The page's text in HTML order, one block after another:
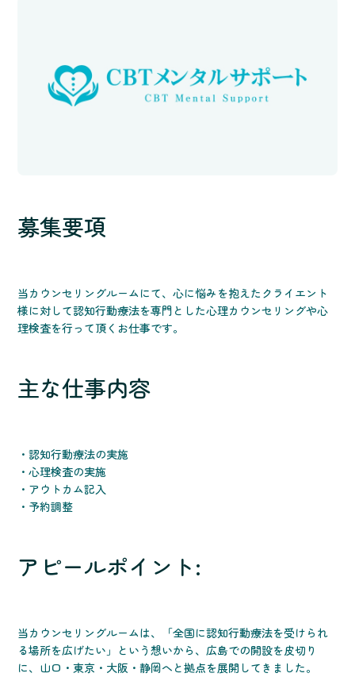
募集要項
当カウンセリングルームにて、心に悩みを抱えたクライエント
様に対して認知行動療法を専門とした心理カウンセリングや心
理検査を行って頂くお仕事です。
主な仕事内容
・認知行動療法の実施
・心理検査の実施
・アウトカム記入
・予約調整
アピールポイント:
当カウンセリングルームは、「全国に認知行動療法を受けられ
る場所を広げたい」という想いから、広島での開設を皮切り
に、山口・東京・大阪・静岡へと拠点を展開してきました。